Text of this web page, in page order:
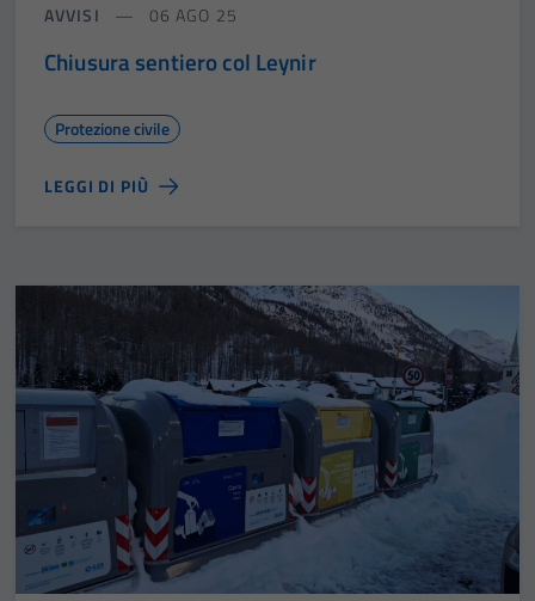
AVVISI 06 AGO 25
Chiusura sentiero col Leynir
Protezione civile
LEGGI DI PIÙ